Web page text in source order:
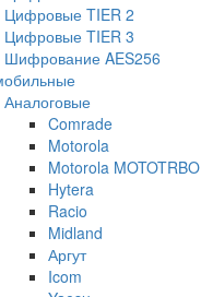
Цифровые TIER 2
Цифровые TIER 3
Шифрование AES256
Аналоговые
Comrade
Motorola
Motorola MOTOTRBO
Hytera
Racio
Midland
Аргут
Icom